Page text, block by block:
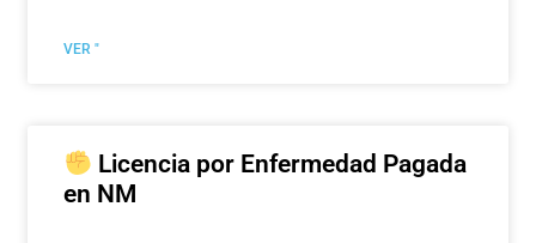
VER "
Licencia por Enfermedad Pagada
en NM